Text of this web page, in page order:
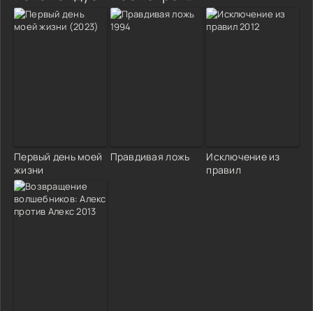
Первый день моей
жизни
Правдивая ложь
Исключение из
правил